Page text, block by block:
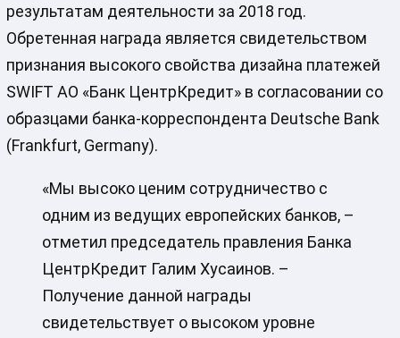
результатам деятельности за 2018 год.
Обретенная награда является свидетельством
признания высокого свойства дизайна платежей
SWIFT АО «Банк ЦентрКредит» в согласовании со
образцами банка-корреспондента Deutsche Bank
(Frankfurt, Germany).
«Мы высоко ценим сотрудничество с
одним из ведущих европейских банков, –
отметил председатель правления Банка
ЦентрКредит Галим Хусаинов. –
Получение данной награды
свидетельствует о высоком уровне